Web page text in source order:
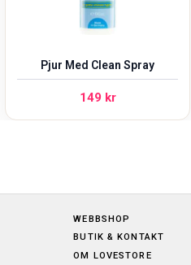
Pjur Med Clean Spray
149 kr
WEBBSHOP
BUTIK & KONTAKT
OM LOVESTORE